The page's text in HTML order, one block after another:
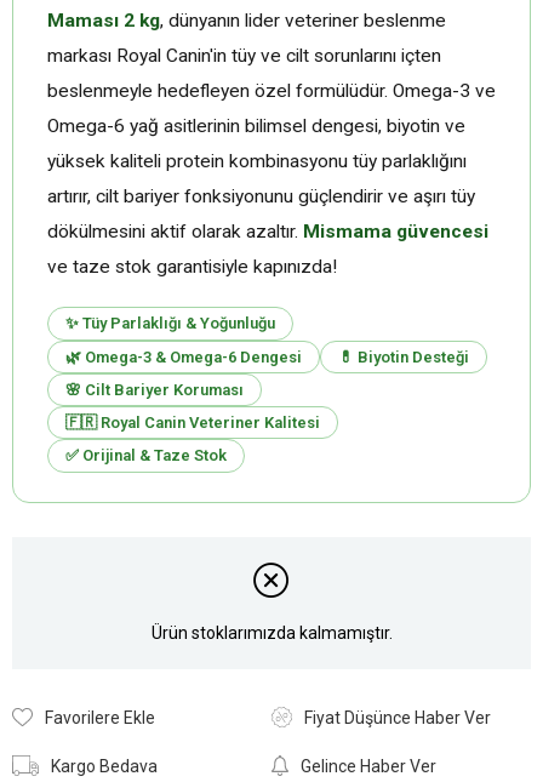
Maması 2 kg, dünyanın lider veteriner beslenme
markası Royal Canin'in tüy ve cilt sorunlarını içten
beslenmeyle hedefleyen özel formülüdür. Omega-3 ve
Omega-6 yağ asitlerinin bilimsel dengesi, biyotin ve
yüksek kaliteli protein kombinasyonu tüy parlaklığını
artırır, cilt bariyer fonksiyonunu güçlendirir ve aşırı tüy
dökülmesini aktif olarak azaltır. Mismama güvencesi
ve taze stok garantisiyle kapınızda!
✨ Tüy Parlaklığı & Yoğunluğu
🌿 Omega-3 & Omega-6 Dengesi
💊 Biyotin Desteği
🌸 Cilt Bariyer Koruması
🇫🇷 Royal Canin Veteriner Kalitesi
✅ Orijinal & Taze Stok
Ürün stoklarımızda kalmamıştır.
Favorilere Ekle Fiyat Düşünce Haber Ver
Kargo Bedava
Gelince Haber Ver